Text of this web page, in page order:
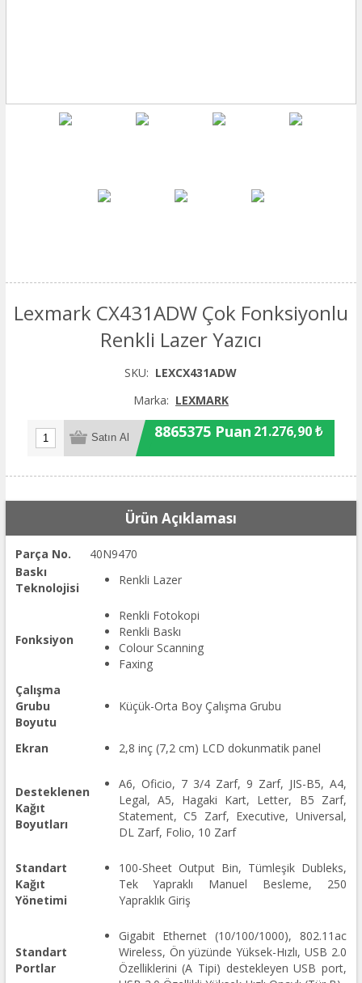
Lexmark CX431ADW Çok Fonksiyonlu
Renkli Lazer Yazıcı
SKU: LEXCX431ADW
Marka: LEXMARK
8865375 Puan 21.276,90 ₺
Ürün Açıklaması
Parça No.
40N9470
Baskı
Teknolojisi
Renkli Lazer
Fonksiyon
Renkli Fotokopi
Renkli Baskı
Colour Scanning
Faxing
Çalışma
Grubu
Boyutu
Küçük-Orta Boy Çalışma Grubu
Ekran 2,8 inç (7,2 cm) LCD dokunmatik panel
Desteklenen
Kağıt
Boyutları
A6, Oficio, 7 3/4 Zarf, 9 Zarf, JIS-B5, A4,
Legal, A5, Hagaki Kart, Letter, B5 Zarf,
Statement, C5 Zarf, Executive, Universal,
DL Zarf, Folio, 10 Zarf
Standart
Kağıt
Yönetimi
100-Sheet Output Bin, Tümleşik Dubleks,
Tek Yapraklı Manuel Besleme, 250
Yapraklık Giriş
Standart
Portlar
Gigabit Ethernet (10/100/1000), 802.11ac
Wireless, Ön yüzünde Yüksek-Hızlı, USB 2.0
Özelliklerini (A Tipi) destekleyen USB port,